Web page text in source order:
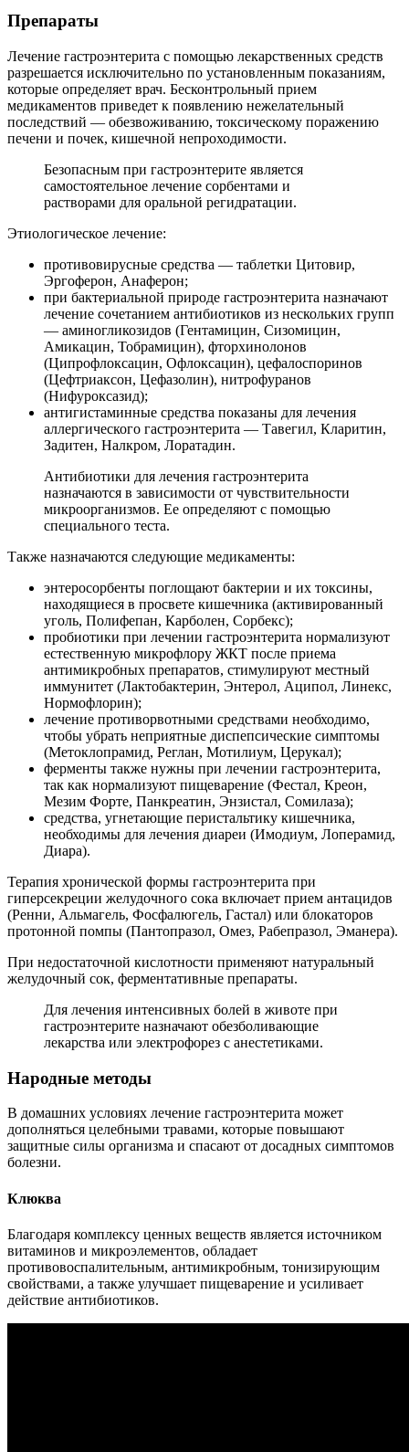
Препараты
Лечение гастроэнтерита с помощью лекарственных средств
разрешается исключительно по установленным показаниям,
которые определяет врач. Бесконтрольный прием
медикаментов приведет к появлению нежелательный
последствий — обезвоживанию, токсическому поражению
печени и почек, кишечной непроходимости.
Безопасным при гастроэнтерите является
самостоятельное лечение сорбентами и
растворами для оральной регидратации.
Этиологическое лечение:
противовирусные средства — таблетки Цитовир,
Эргоферон, Анаферон;
при бактериальной природе гастроэнтерита назначают
лечение сочетанием антибиотиков из нескольких групп
— аминогликозидов (Гентамицин, Сизомицин,
Амикацин, Тобрамицин), фторхинолонов
(Ципрофлоксацин, Офлоксацин), цефалоспоринов
(Цефтриаксон, Цефазолин), нитрофуранов
(Нифуроксазид);
антигистаминные средства показаны для лечения
аллергического гастроэнтерита — Тавегил, Кларитин,
Задитен, Налкром, Лоратадин.
Антибиотики для лечения гастроэнтерита
назначаются в зависимости от чувствительности
микроорганизмов. Ее определяют с помощью
специального теста.
Также назначаются следующие медикаменты:
энтеросорбенты поглощают бактерии и их токсины,
находящиеся в просвете кишечника (активированный
уголь, Полифепан, Карболен, Сорбекс);
пробиотики при лечении гастроэнтерита нормализуют
естественную микрофлору ЖКТ после приема
антимикробных препаратов, стимулируют местный
иммунитет (Лактобактерин, Энтерол, Аципол, Линекс,
Нормофлорин);
лечение противорвотными средствами необходимо,
чтобы убрать неприятные диспепсические симптомы
(Метоклопрамид, Реглан, Мотилиум, Церукал);
ферменты также нужны при лечении гастроэнтерита,
так как нормализуют пищеварение (Фестал, Креон,
Мезим Форте, Панкреатин, Энзистал, Сомилаза);
средства, угнетающие перистальтику кишечника,
необходимы для лечения диареи (Имодиум, Лоперамид,
Диара).
Терапия хронической формы гастроэнтерита при
гиперсекреции желудочного сока включает прием антацидов
(Ренни, Альмагель, Фосфалюгель, Гастал) или блокаторов
протонной помпы (Пантопразол, Омез, Рабепразол, Эманера).
При недостаточной кислотности применяют натуральный
желудочный сок, ферментативные препараты.
Для лечения интенсивных болей в животе при
гастроэнтерите назначают обезболивающие
лекарства или электрофорез с анестетиками.
Народные методы
В домашних условиях лечение гастроэнтерита может
дополняться целебными травами, которые повышают
защитные силы организма и спасают от досадных симптомов
болезни.
Клюква
Благодаря комплексу ценных веществ является источником
витаминов и микроэлементов, обладает
противовоспалительным, антимикробным, тонизирующим
свойствами, а также улучшает пищеварение и усиливает
действие антибиотиков.